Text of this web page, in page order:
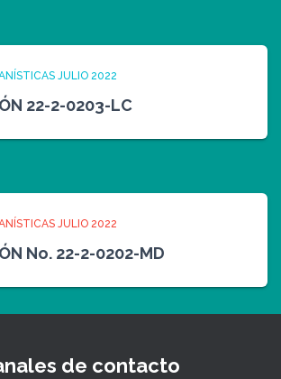
JULIO 2022
22-2-0203-LC
JULIO 2022
No. 22-2-0202-MD
de contacto